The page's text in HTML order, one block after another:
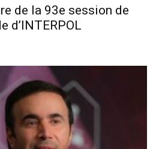
de la 93e session de
d’INTERPOL